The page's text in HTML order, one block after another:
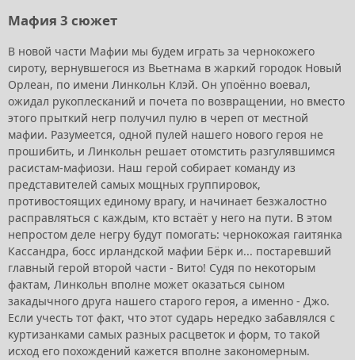
Мафия 3 сюжет
В новой части Мафии мы будем играть за чернокожего
сироту, вернувшегося из Вьетнама в жаркий городок Новый
Орлеан, по имени Линкольн Клэй. Он упоённо воевал,
ожидал рукоплесканий и почета по возвращении, но вместо
этого прыткий негр получил пулю в череп от местной
мафии. Разумеется, одной пулей нашего нового героя не
прошибить, и Линкольн решает отомстить разгулявшимся
расистам-мафиози. Наш герой собирает команду из
представителей самых мощных группировок,
противостоящих единому врагу, и начинает безжалостно
расправляться с каждым, кто встаёт у него на пути. В этом
непростом деле негру будут помогать: чернокожая гаитянка
Кассандра, босс ирландской мафии Бёрк и... постаревший
главный герой второй части - Вито! Судя по некоторым
фактам, Линкольн вполне может оказаться сыном
закадычного друга нашего старого героя, а именно - Джо.
Если учесть тот факт, что этот сударь нередко забавлялся с
куртизанками самых разных расцветок и форм, то такой
исход его похождений кажется вполне закономерным.